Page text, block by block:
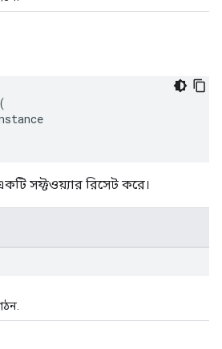
(
সফ্টওয়্যার রিসেট করে।